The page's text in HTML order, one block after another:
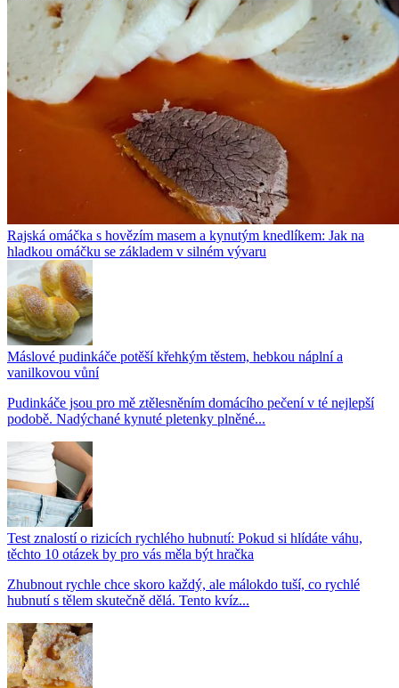
Rajská omáčka s hovězím masem a kynutým knedlíkem: Jak na
hladkou omáčku se základem v silném vývaru
Máslové pudinkáče potěší křehkým těstem, hebkou náplní a
vanilkovou vůní
Pudinkáče jsou pro mě ztělesněním domácího pečení v té nejlepší
podobě. Nadýchané kynuté pletenky plněné...
Test znalostí o rizicích rychlého hubnutí: Pokud si hlídáte váhu,
těchto 10 otázek by pro vás měla být hračka
Zhubnout rychle chce skoro každý, ale málokdo tuší, co rychlé
hubnutí s tělem skutečně dělá. Tento kvíz...